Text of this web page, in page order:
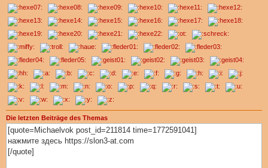
Die letzten Beiträge des Themas